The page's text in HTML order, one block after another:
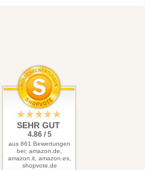
SEHR GUT
4.86 / 5
aus 861 Bewertungen
bei: amazon.de,
amazon.it, amazon.es,
shopvote.de